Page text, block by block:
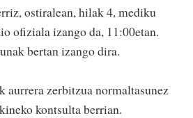
ostiralean, hilak 4, mediku
ofiziala izango da, 11:00etan.
bertan izango dira.
aurrera zerbitzua normaltasunez
kontsulta berrian.